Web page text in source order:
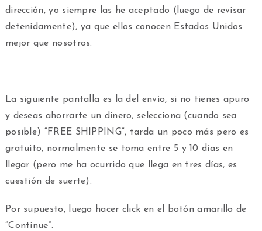
dirección, yo siempre las he aceptado (luego de revisar
detenidamente), ya que ellos conocen Estados Unidos
mejor que nosotros.
La siguiente pantalla es la del envío, si no tienes apuro
y deseas ahorrarte un dinero, selecciona (cuando sea
posible) “FREE SHIPPING”, tarda un poco más pero es
gratuito, normalmente se toma entre 5 y 10 días en
llegar (pero me ha ocurrido que llega en tres días, es
cuestión de suerte).
Por supuesto, luego hacer click en el botón amarillo de
“Continue”.